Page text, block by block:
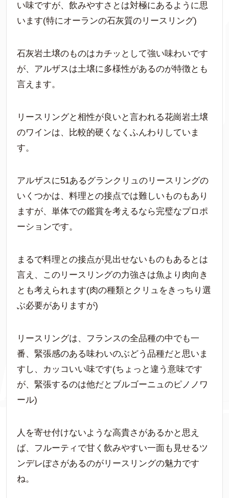
い味ですが、飲みやすさとは対極にあるように思
います(特にオーランの石灰質のリースリング)
石灰岩土壌のものはカチッとして強い味わいです
が、アルザスは土壌に多様性があるのが特徴とも
言えます。
リースリングと相性が良いと言われる花崗岩土壌
のワインは、比較的硬くなくふんわりしていま
す。
アルザスに51あるグランクリュのリースリングの
いくつかは、料理との接点では難しいものもあり
ますが、単体での鑑賞を考えるなら完璧なプロポ
ーションです。
まるで料理との接点が見出せないものもあるとは
言え、このリースリングの力強さは魚より肉向き
とも考えられます(肉の種類とクリュをきっちり選
ぶ必要がありますが)
リースリングは、フランスの全品種の中でも一
番、緊張感のある味わいのぶどう品種だと思いま
すし、カッコいい味です(ちょっと違う意味です
が、緊張するのは他だとブルゴーニュのピノノワ
ール)
人を寄せ付けないような高貴さがあるかと思え
ば、フルーティで甘く飲みやすい一面も見せるツ
ンデレぽさがあるのがリースリングの魅力です
ね。